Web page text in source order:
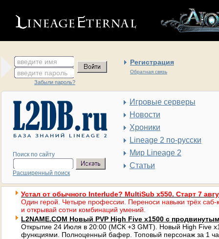
введите имя Регистрация
Обратная связь
введите пароль
Забыли пароль?
Поиск по сайту
Расширенный поиск
Игровые серверы
Новости
Хроники
Lineage 2 по-русски
Мир Lineage 2
Статьи
Устал от обычного Interlude? MultiSub x550. Старт 7
Один герой. Четыре профессии. Переноси навыки трёх саб-
и открывай сотни комбинаций умений.
L2NAME.COM Новый PVP High Five x1500 с
Открытие 24 Июля в 20:00 (МСК +3 GMT). Новый High Five
функциями. Полноценный бафер. Топовый персонаж за 1